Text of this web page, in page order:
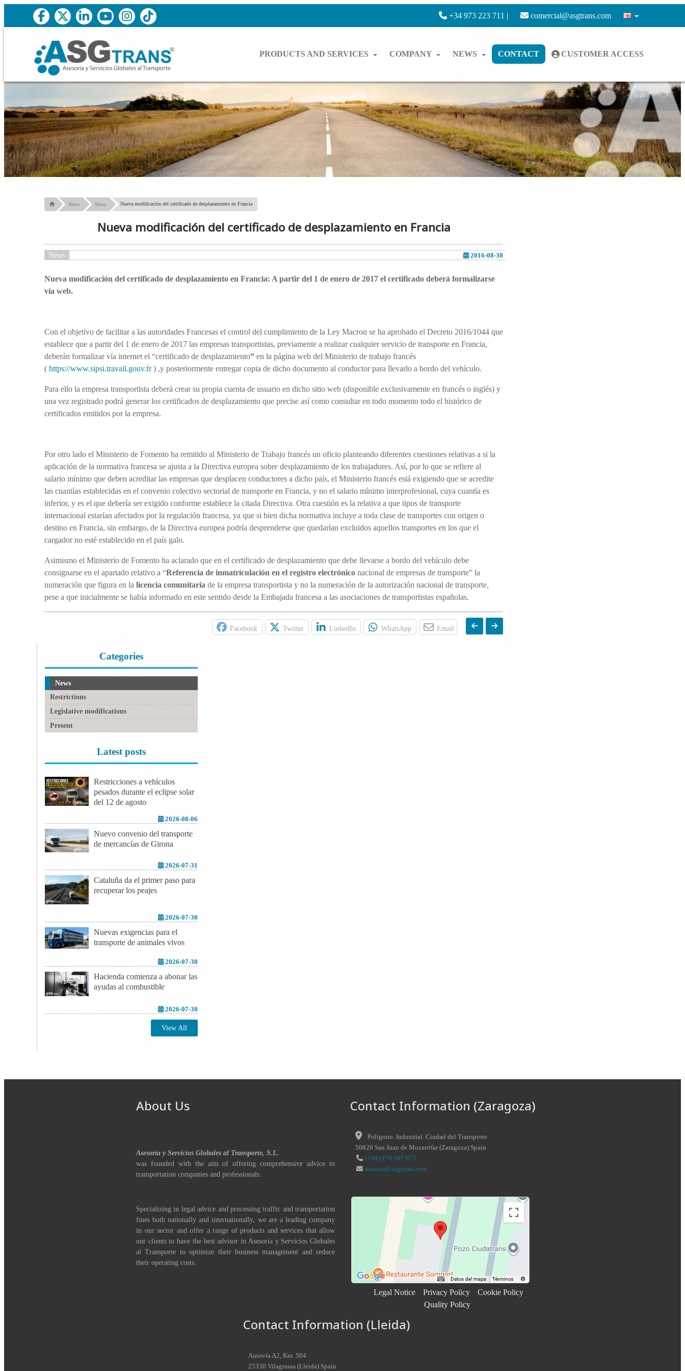
+34 973 223 711 | comercial@asgtrans.com
PRODUCTS AND SERVICES COMPANY NEWS CONTACT CUSTOMER ACCESS
News News Nueva modificación del certificado de desplazamiento en Francia
Nueva modificación del certificado de desplazamiento en Francia
News 2016-08-30
Nueva modificación del certificado de desplazamiento en Francia: A partir del 1 de enero de 2017 el certificado deberá formalizarse
vía web.
Con el objetivo de facilitar a las autoridades Francesas el control del cumplimiento de la Ley Macron se ha aprobado el Decreto 2016/1044 que
establece que a partir del 1 de enero de 2017 las empresas transportistas, previamente a realizar cualquier servicio de transporte en Francia,
deberán formalizar vía internet el “certificado de desplazamiento” en la página web del Ministerio de trabajo francés
( https://www.sipsi.travail.gouv.fr) ,y posteriormente entregar copia de dicho documento al conductor para llevarlo a bordo del vehículo.
Para ello la empresa transportista deberá crear su propia cuenta de usuario en dicho sitio web (disponible exclusivamente en francés o inglés) y
una vez registrado podrá generar los certificados de desplazamiento que precise así como consultar en todo momento todo el histórico de
certificados emitidos por la empresa.
Por otro lado el Ministerio de Fomento ha remitido al Ministerio de Trabajo francés un oficio planteando diferentes cuestiones relativas a si la
aplicación de la normativa francesa se ajusta a la Directiva europea sobre desplazamiento de los trabajadores. Así, por lo que se refiere al
salario mínimo que deben acreditar las empresas que desplacen conductores a dicho país, el Ministerio francés está exigiendo que se acredite
las cuantías establecidas en el convenio colectivo sectorial de transporte en Francia, y no el salario mínimo interprofesional, cuya cuantía es
inferior, y es el que debería ser exigido conforme establece la citada Directiva. Otra cuestión es la relativa a que tipos de transporte
internacional estarían afectados por la regulación francesa, ya que si bien dicha normativa incluye a toda clase de transportes con origen o
destino en Francia, sin embargo, de la Directiva europea podría desprenderse que quedarían excluidos aquellos transportes en los que el
cargador no esté establecido en el país galo.
Asimismo el Ministerio de Fomento ha aclarado que en el certificado de desplazamiento que debe llevarse a bordo del vehículo debe
consignarse en el apartado relativo a “Referencia de inmatriculación en el registro electrónico nacional de empresas de transporte” la
numeración que figura en la licencia comunitaria de la empresa transportista y no la numeración de la autorización nacional de transporte,
pese a que inicialmente se había informado en este sentido desde la Embajada francesa a las asociaciones de transportistas españolas.
Facebook Twitter LinkedIn WhatsApp Email
Categories
News
Restrictions
Legislative modifications
Present
Latest posts
Restricciones a vehículos
pesados durante el eclipse solar
del 12 de agosto
2026-08-06
Nuevo convenio del transporte
de mercancías de Girona
2026-07-31
Cataluña da el primer paso para
recuperar los peajes
2026-07-30
Nuevas exigencias para el
transporte de animales vivos
2026-07-30
Hacienda comienza a abonar las
ayudas al combustible
2026-07-30
View All
About Us
Asesoría y Servicios Globales al Transporte, S.L.
was founded with the aim of offering comprehensive advice to
transportation companies and professionals.
Specializing in legal advice and processing traffic and transportation
fines both nationally and internationally, we are a leading company
in our sector and offer a range of products and services that allow
our clients to have the best advisor in Asesoría y Servicios Globales
al Transporte to optimize their business management and reduce
their operating costs.
Contact Information (Zaragoza)
Poligono. Industrial. Ciudad del Transporte
50820 San Juan de Mozarrifar(Zaragoza) Spain
(+34) 976 587 672
monica@asgtrans.com
Legal Notice Privacy Policy
Cookie Policy
Quality Policy
Contact Information (Lleida)
Autovía A2, Km. 504
25330 Vilagrassa (Lleida) Spain